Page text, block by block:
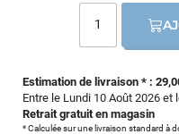
Estimation de livraison * :
Entre le Lundi 10 Août 2026 et
Retrait gratuit en magasin
* Calculée sur une livraison standard à